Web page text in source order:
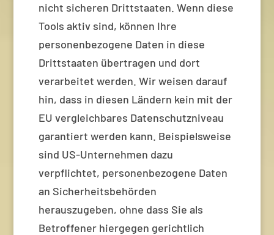
nicht sicheren Drittstaaten. Wenn diese
Tools aktiv sind, können Ihre
personenbezogene Daten in diese
Drittstaaten übertragen und dort
verarbeitet werden. Wir weisen darauf
hin, dass in diesen Ländern kein mit der
EU vergleichbares Datenschutzniveau
garantiert werden kann. Beispielsweise
sind US-Unternehmen dazu
verpflichtet, personenbezogene Daten
an Sicherheitsbehörden
herauszugeben, ohne dass Sie als
Betroffener hiergegen gerichtlich